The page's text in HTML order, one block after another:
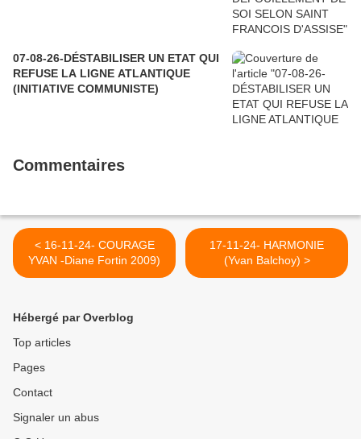
07-08-26-DÉSTABILISER UN ETAT QUI
REFUSE LA LIGNE ATLANTIQUE
(INITIATIVE COMMUNISTE)
Commentaires
< 16-11-24- COURAGE
YVAN -Diane Fortin 2009)
17-11-24- HARMONIE
(Yvan Balchoy) >
Hébergé par Overblog
Top articles
Pages
Contact
Signaler un abus